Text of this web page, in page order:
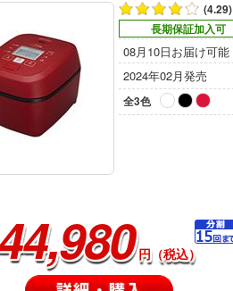
(4.29)
長期保証加入可
08月10日お届け可能
2024年02月発売
全3色
円（税込）